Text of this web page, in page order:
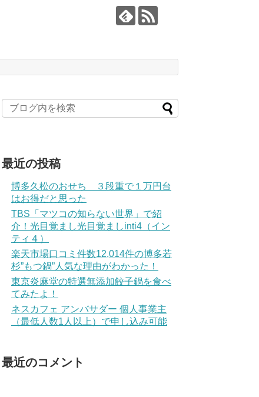
最近の投稿
博多久松のおせち ３段重で１万円台
はお得だと思った
TBS「マツコの知らない世界」で紹
介！光目覚まし光目覚ましinti4（イン
ティ４）
楽天市場口コミ件数12,014件の博多若
杉”もつ鍋”人気な理由がわかった！
東京炎麻堂の特選無添加餃子鍋を食べ
てみたよ！
ネスカフェ アンバサダー 個人事業主
（最低人数1人以上）で申し込み可能
最近のコメント